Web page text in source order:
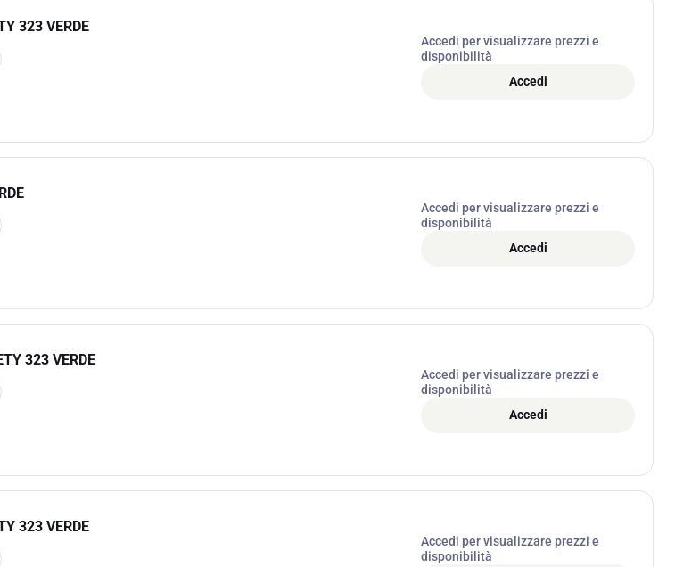
323 VERDE
Accedi per visualizzare prezzi e
disponibilità
Accedi
Accedi per visualizzare prezzi e
disponibilità
Accedi
323 VERDE
Accedi per visualizzare prezzi e
disponibilità
Accedi
323 VERDE
Accedi per visualizzare prezzi e
disponibilità